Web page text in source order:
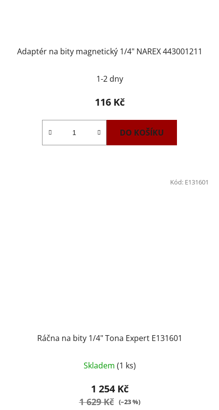
Adaptér na bity magnetický 1/4" NAREX 443001211
1-2 dny
116 Kč
DO KOŠÍKU
Ráčna na bity 1/4" Tona Expert E131601
Skladem (1 ks)
1 254 Kč
1 629 Kč (–23 %)
Kód: E131601